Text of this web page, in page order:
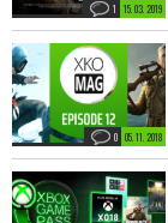
15. 03. 2019
1
05. 11. 2018
0